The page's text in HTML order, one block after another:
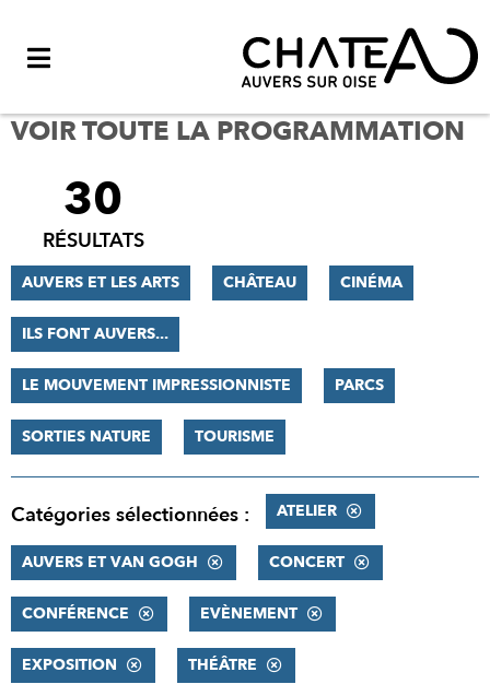
VOIR TOUTE LA PROGRAMMATION
FILTRER
RÉSULTATS
30
RÉSULTATS
AUVERS ET LES ARTS CHÂTEAU CINÉMA
ILS FONT AUVERS...
LE MOUVEMENT IMPRESSIONNISTE PARCS
SORTIES NATURE TOURISME
Catégories sélectionnées : ATELIER
AUVERS ET VAN GOGH CONCERT
CONFÉRENCE EVÈNEMENT
EXPOSITION THÉÂTRE